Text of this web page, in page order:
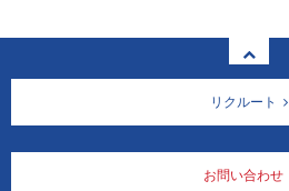
リクルート
お問い合わせ